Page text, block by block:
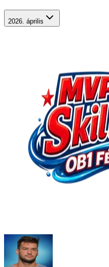
2026. április